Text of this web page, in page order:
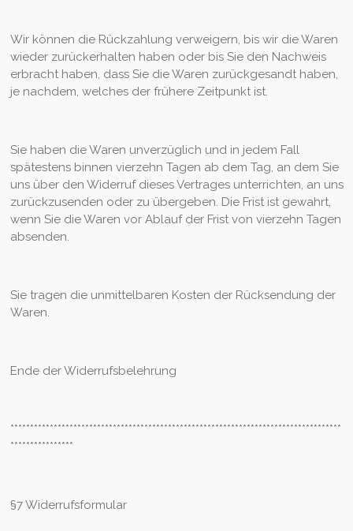
Wir können die Rückzahlung verweigern, bis wir die Waren
wieder zurückerhalten haben oder bis Sie den Nachweis
erbracht haben, dass Sie die Waren zurückgesandt haben,
je nachdem, welches der frühere Zeitpunkt ist.
Sie haben die Waren unverzüglich und in jedem Fall
spätestens binnen vierzehn Tagen ab dem Tag, an dem Sie
uns über den Widerruf dieses Vertrages unterrichten, an uns
zurückzusenden oder zu übergeben. Die Frist ist gewahrt,
wenn Sie die Waren vor Ablauf der Frist von vierzehn Tagen
absenden.
Sie tragen die unmittelbaren Kosten der Rücksendung der
Waren.
Ende der Widerrufsbelehrung
************************************************************************************
****************
§7 Widerrufsformular